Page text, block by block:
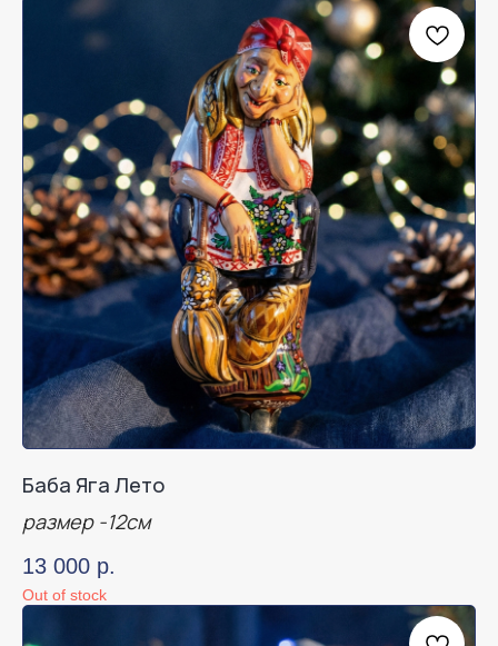
Баба Яга Лето
размер -12см
13 000 р.
Out of stock